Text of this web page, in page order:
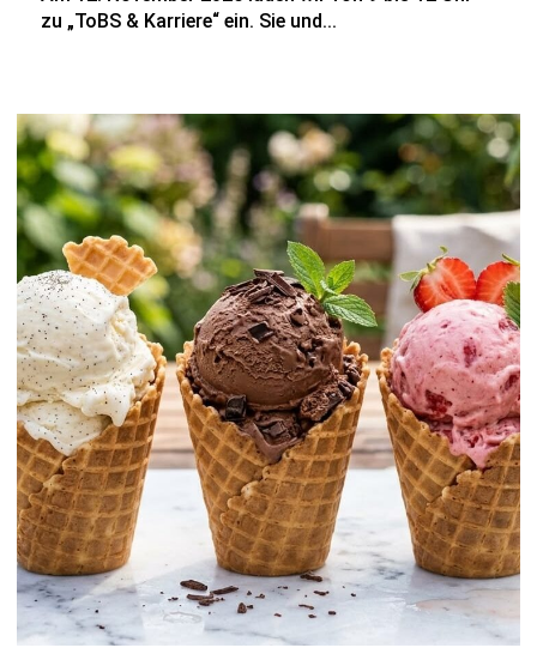
zu „ToBS & Karriere“ ein. Sie und...